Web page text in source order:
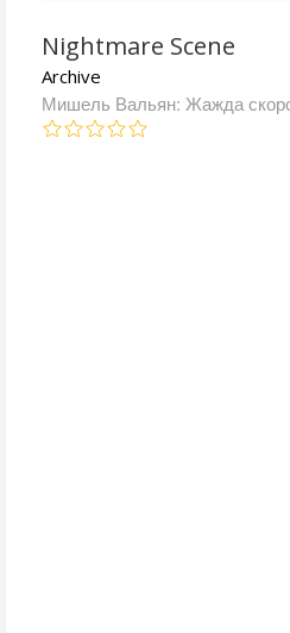
Nightmare Scene
Archive
Мишель Вальян: Жажда